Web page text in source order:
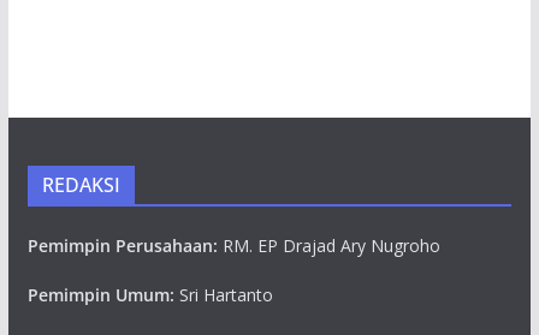
REDAKSI
Pemimpin Perusahaan: RM. EP Drajad Ary Nugroho
Pemimpin Umum: Sri Hartanto